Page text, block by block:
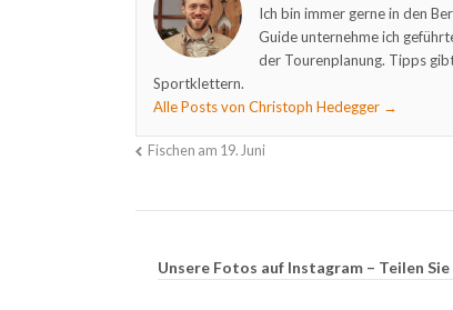
Ich bin immer gerne in den
Guide unternehme ich
der Tourenplanung. Tipps
Sportklettern.
Alle Posts von Christoph Hedegger →
Fischen am 19. Juni
Unsere Fotos auf Instagram – Teilen